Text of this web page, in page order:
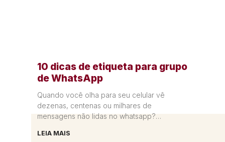
10 dicas de etiqueta para grupo
de WhatsApp
Quando você olha para seu celular vê
dezenas, centenas ou milhares de
mensagens não lidas no whatsapp?
que
LEIA MAIS